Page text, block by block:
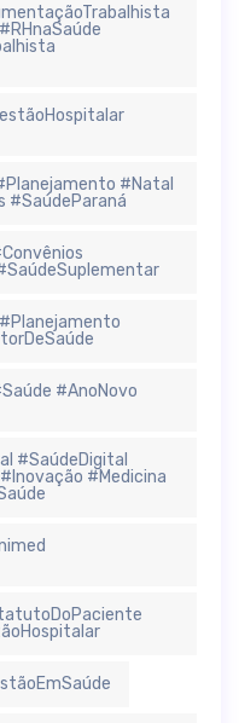
#Natal
#SaúdeParaná
#AnoNovo
#SaúdeDigital
#Medicina